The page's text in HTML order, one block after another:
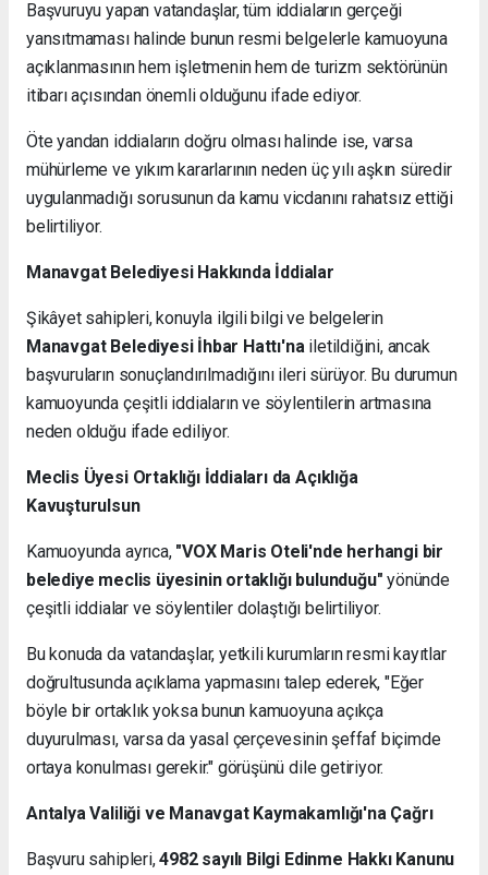
Başvuruyu yapan vatandaşlar, tüm iddiaların gerçeği
yansıtmaması halinde bunun resmi belgelerle kamuoyuna
açıklanmasının hem işletmenin hem de turizm sektörünün
itibarı açısından önemli olduğunu ifade ediyor.
Öte yandan iddiaların doğru olması halinde ise, varsa
mühürleme ve yıkım kararlarının neden üç yılı aşkın süredir
uygulanmadığı sorusunun da kamu vicdanını rahatsız ettiği
belirtiliyor.
Manavgat Belediyesi Hakkında İddialar
Şikâyet sahipleri, konuyla ilgili bilgi ve belgelerin
Manavgat Belediyesi İhbar Hattı'na iletildiğini, ancak
başvuruların sonuçlandırılmadığını ileri sürüyor. Bu durumun
kamuoyunda çeşitli iddiaların ve söylentilerin artmasına
neden olduğu ifade ediliyor.
Meclis Üyesi Ortaklığı İddiaları da Açıklığa
Kavuşturulsun
Kamuoyunda ayrıca, "VOX Maris Oteli'nde herhangi bir
belediye meclis üyesinin ortaklığı bulunduğu" yönünde
çeşitli iddialar ve söylentiler dolaştığı belirtiliyor.
Bu konuda da vatandaşlar, yetkili kurumların resmi kayıtlar
doğrultusunda açıklama yapmasını talep ederek, "Eğer
böyle bir ortaklık yoksa bunun kamuoyuna açıkça
duyurulması, varsa da yasal çerçevesinin şeffaf biçimde
ortaya konulması gerekir." görüşünü dile getiriyor.
Antalya Valiliği ve Manavgat Kaymakamlığı'na Çağrı
Başvuru sahipleri,4982 sayılı Bilgi Edinme Hakkı Kanunu